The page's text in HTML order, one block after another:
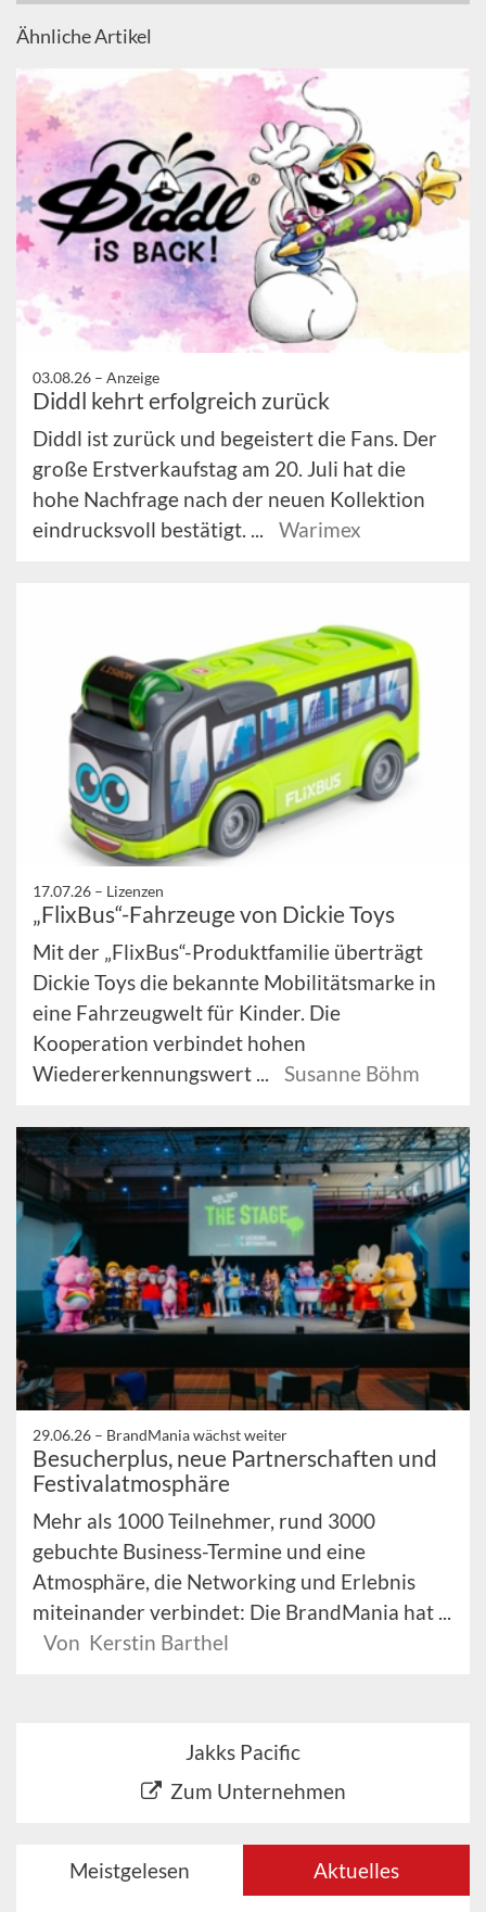
Ähnliche Artikel
03.08.26 – Anzeige
Diddl kehrt erfolgreich zurück
Diddl ist zurück und begeistert die Fans. Der
große Erstverkaufstag am 20. Juli hat die
hohe Nachfrage nach der neuen Kollektion
eindrucksvoll bestätigt. ...
Warimex
17.07.26 – Lizenzen
„FlixBus“-Fahrzeuge von Dickie Toys
Mit der „FlixBus“-Produktfamilie überträgt
Dickie Toys die bekannte Mobilitätsmarke in
eine Fahrzeugwelt für Kinder. Die
Kooperation verbindet hohen
Wiedererkennungswert ...
Susanne Böhm
29.06.26 – BrandMania wächst weiter
Besucherplus, neue Partnerschaften und
Festivalatmosphäre
Mehr als 1000 Teilnehmer, rund 3000
gebuchte Business-Termine und eine
Atmosphäre, die Networking und Erlebnis
miteinander verbindet: Die BrandMania hat ...
Von Kerstin Barthel
Jakks Pacific
Zum Unternehmen
Meistgelesen Aktuelles